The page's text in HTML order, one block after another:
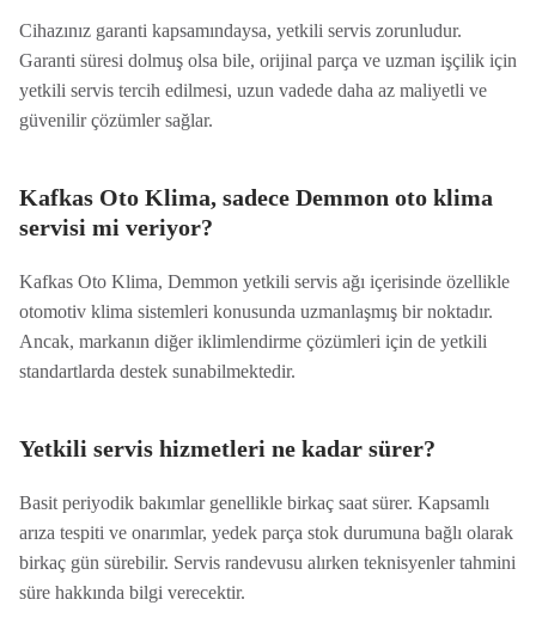
Cihazınız garanti kapsamındaysa, yetkili servis zorunludur.
Garanti süresi dolmuş olsa bile, orijinal parça ve uzman işçilik için
yetkili servis tercih edilmesi, uzun vadede daha az maliyetli ve
güvenilir çözümler sağlar.
Kafkas Oto Klima, sadece Demmon oto klima
servisi mi veriyor?
Kafkas Oto Klima, Demmon yetkili servis ağı içerisinde özellikle
otomotiv klima sistemleri konusunda uzmanlaşmış bir noktadır.
Ancak, markanın diğer iklimlendirme çözümleri için de yetkili
standartlarda destek sunabilmektedir.
Yetkili servis hizmetleri ne kadar sürer?
Basit periyodik bakımlar genellikle birkaç saat sürer. Kapsamlı
arıza tespiti ve onarımlar, yedek parça stok durumuna bağlı olarak
birkaç gün sürebilir. Servis randevusu alırken teknisyenler tahmini
süre hakkında bilgi verecektir.